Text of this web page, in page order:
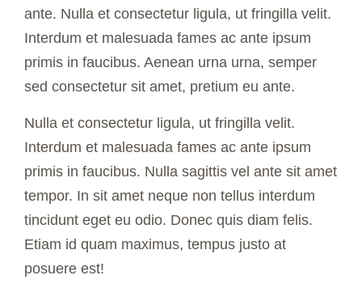
ante. Nulla et consectetur ligula, ut fringilla velit.
Interdum et malesuada fames ac ante ipsum
primis in faucibus. Aenean urna urna, semper
sed consectetur sit amet, pretium eu ante.
Nulla et consectetur ligula, ut fringilla velit.
Interdum et malesuada fames ac ante ipsum
primis in faucibus. Nulla sagittis vel ante sit amet
tempor. In sit amet neque non tellus interdum
tincidunt eget eu odio. Donec quis diam felis.
Etiam id quam maximus, tempus justo at
posuere est!